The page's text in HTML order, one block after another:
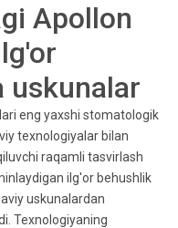
Apollon
uskunalar
eng yaxshi stomatologik
texnologiyalar bilan
raqamli tasvirlash
ilg'or behushlik
uskunalardan
Texnologiyaning